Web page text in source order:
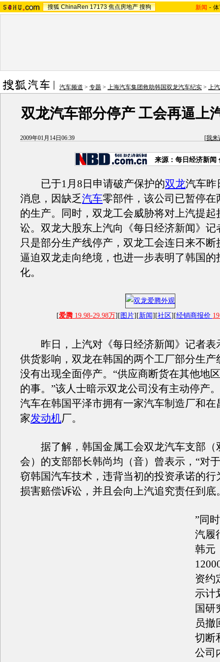
搜狐 ChinaRen 17173 焦点房地产 搜狗 新闻 -
汽车频道 > 专题 > 上海汽车集团救助韩国双龙汽车纪实 > 上
双龙汽车部分停产 工会再逼上
2009年01月14日06:39 [我来
来源：每日经济新闻
已于1月8日申请破产保护的双龙汽车昨
消息，因缺乏汽车零部件，该公司已暂停在
的生产。同时，双龙工会威胁将对上汽提起
讼。双龙大股东上汽向《每日经济新闻》记
只是部分生产线停产，双龙工会连日来不断
逼迫双龙走向绝境，也进一步表明了韩国的
化。
[爱腾19.98-29.98万][ 图片][新闻][社区][经销商报价
昨日，上汽对《每日经济新闻》记者表
供货影响，双龙在韩国的两个工厂部分生产
没有出现全面停产。“供应商断货在其他地
的事。”该人士暗示双龙公司没有主动停产
汽车在韩国平泽市拥有一家汽车制造厂和在
家发动机厂。
据了解，韩国金属工会双龙汽车支部（
会）的支部部长韩尚均（音）曾表示，“对
窃韩国汽车技术，违背当初的投资承诺的行
损害赔偿诉讼，并且会向上汽追究责任到底
”同
汽履
韩元
资约
示计
国研
员撤
切断
公司